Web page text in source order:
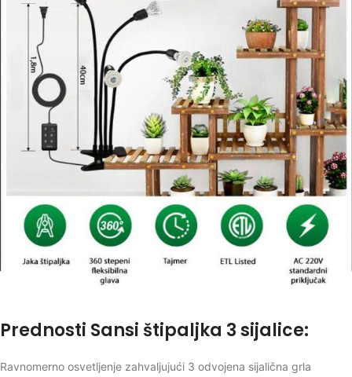
Prednosti Sansi štipaljka 3 sijalice:
Ravnomerno osvetljenje zahvaljujući 3 odvojena sijalična grla